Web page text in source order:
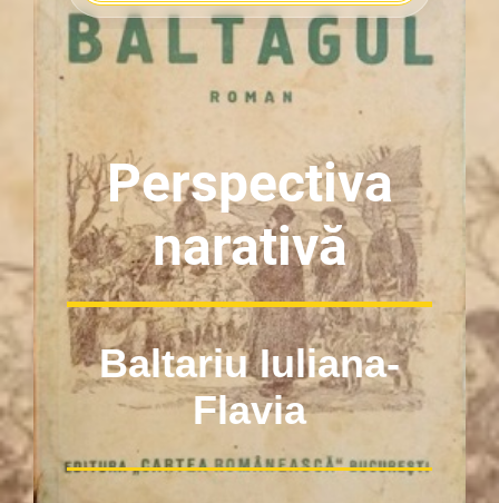
Perspectiva
narativă
Baltariu Iuliana-
Flavia